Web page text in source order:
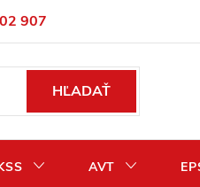
907peňazí
HĽADAŤ
AVT